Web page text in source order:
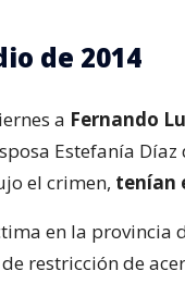
de 2014
a Fernando
Estefanía Díaz
el crimen, tenían
en la provincia
restricción de